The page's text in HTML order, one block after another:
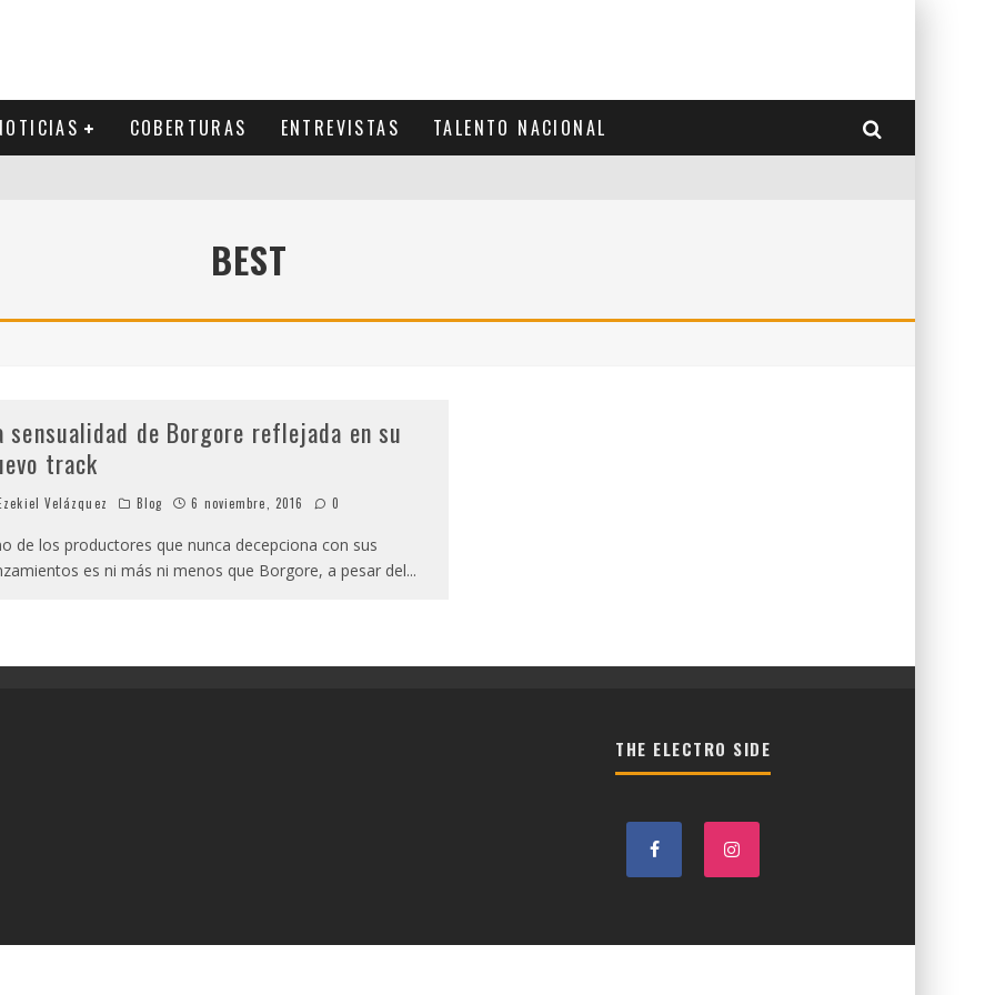
COBERTURAS ENTREVISTAS TALENTO NACIONAL
BEST
sensualidad de Borgore reflejada en su
track
Velázquez Blog 6 noviembre, 2016 0
de los productores que nunca decepciona con sus
es ni más ni menos que Borgore, a pesar del...
THE ELECTRO SIDE